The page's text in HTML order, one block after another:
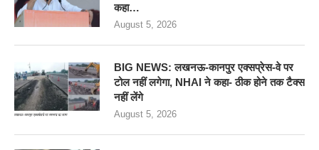
कहा…
August 5, 2026
BIG NEWS: लखनऊ-कानपुर एक्सप्रेस-वे पर
टोल नहीं लगेगा, NHAI ने कहा- ठीक होने तक टैक्स
नहीं लेंगे
August 5, 2026